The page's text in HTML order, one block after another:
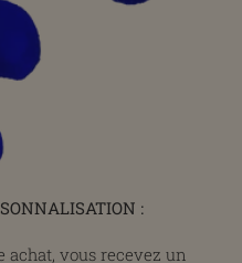
:
achat, vous recevez un